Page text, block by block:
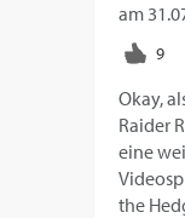
am
Okay,
Raider
eine
the